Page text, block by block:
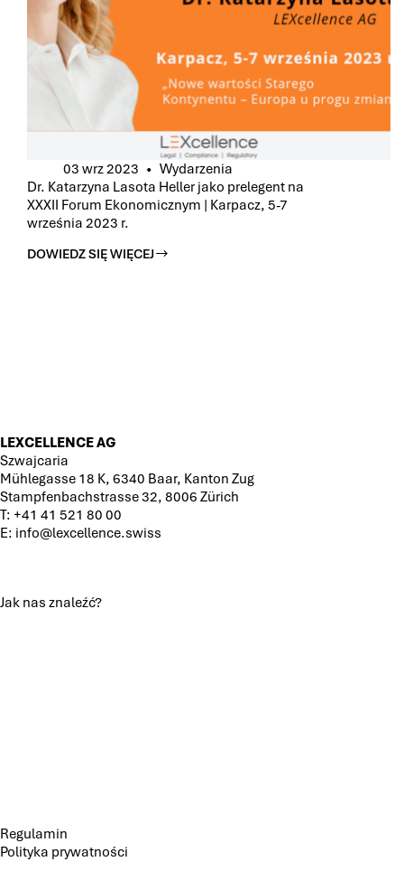
03 wrz 2023
Wydarzenia
Dr. Katarzyna Lasota Heller jako prelegent na
XXXII Forum Ekonomicznym | Karpacz, 5-7
września 2023 r.
DOWIEDZ SIĘ WIĘCEJ
DR.
KARPACZ,
5-
7
WRZEŚNIA
2023
R.
LEXCELLENCE AG
Szwajcaria
Mühlegasse 18 K, 6340 Baar, Kanton Zug
Stampfenbachstrasse 32, 8006 Zürich
T: +41 41 521 80 00
E: info@lexcellence.swiss
Jak nas znaleźć?
Regulamin
Polityka prywatności